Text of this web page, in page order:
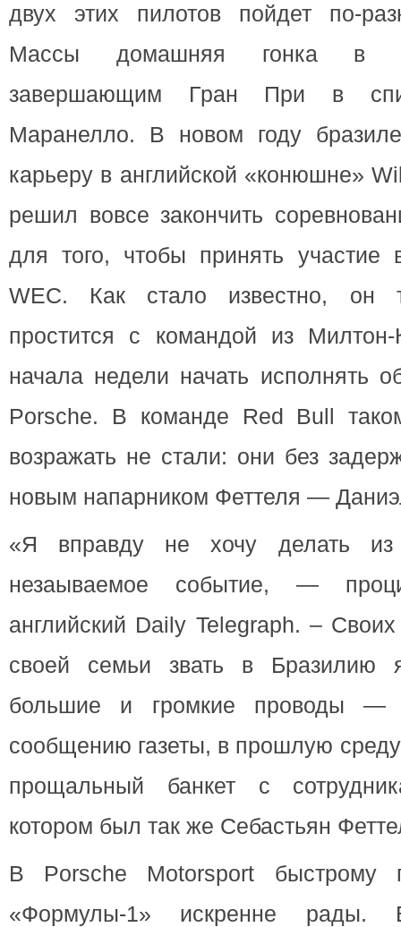
двух этих пилотов пойдет по-
Массы домашняя гонка в
завершающим Гран При в
Маранелло. В новом году
карьеру в английской «конюшне»
решил вовсе закончить
для того, чтобы принять участие
WEC. Как стало известно, он
простится с командой из
начала недели начать исполнять
Porsche. В команде Red Bull
возражать не стали: они без
новым напарником Феттеля —
«Я вправду не хочу делать из
незаываемое событие, —
английский Daily Telegraph. –
своей семьи звать в Бразилию
большие и громкие проводы
сообщению газеты, в прошлую
прощальный банкет с
котором был так же Себастьян
В Porsche Motorsport быстрому
«Формулы-1» искренне